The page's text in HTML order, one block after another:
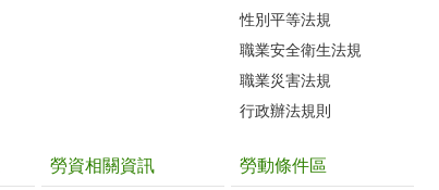
性別平等法規
職業安全衛生法規
職業災害法規
行政辦法規則
勞資相關資訊 勞動條件區